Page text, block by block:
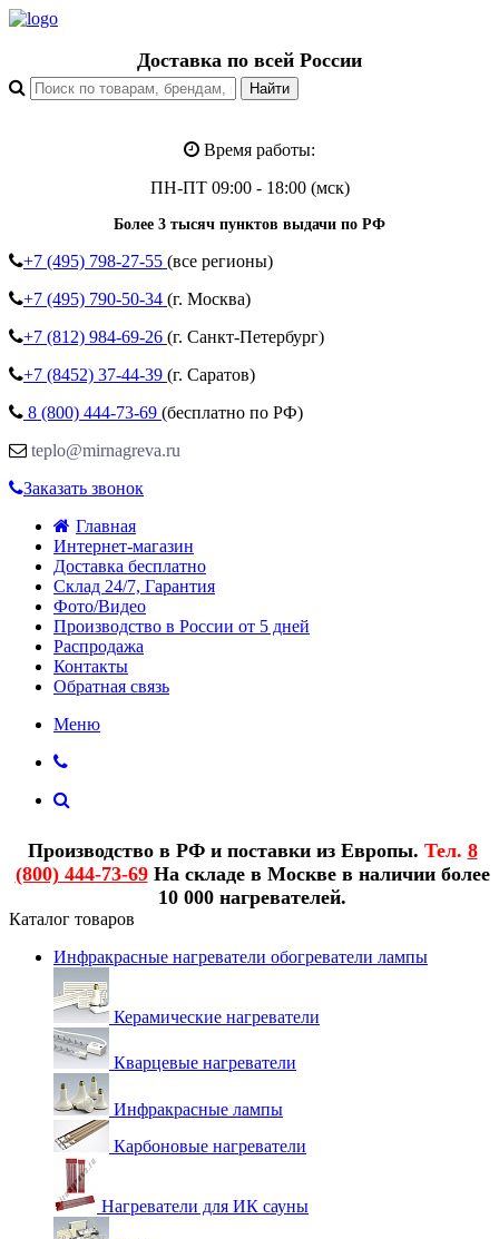
Доставка по всей России
Время работы:
ПН-ПТ 09:00 - 18:00 (мск)
Более 3 тысяч пунктов выдачи по РФ
+7 (495) 798-27-55 (все регионы)
+7 (495) 790-50-34 (г. Москва)
+7 (812) 984-69-26 (г. Санкт-Петербург)
+7 (8452) 37-44-39 (г. Саратов)
8 (800) 444-73-69 (бесплатно по РФ)
teplo@mirnagreva.ru
Заказать звонок
Главная
Интернет-магазин
Доставка бесплатно
Склад 24/7, Гарантия
Фото/Видео
Производство в России от 5 дней
Распродажа
Контакты
Обратная связь
Меню
Производство в РФ и поставки из Европы. Тел. 8
(800) 444-73-69На складе в Москве в наличии более
10 000 нагревателей.
Каталог товаров
Инфракрасные нагреватели обогреватели лампы
Керамические нагреватели
Кварцевые нагреватели
Инфракрасные лампы
Карбоновые нагреватели
Нагреватели для ИК сауны